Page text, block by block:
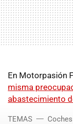
En Motorpasión
misma
abastecimiento
TEMAS